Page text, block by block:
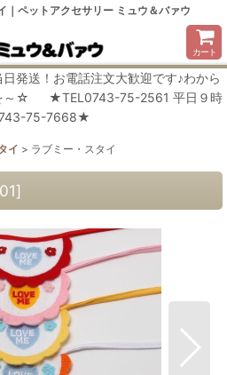
｜ペットアクセサリー ミュウ＆バァウ
カート
発送！お電話注文大歓迎です♪わから
を～☆ ★TEL0743-75-2561 平日９時
75-7668★
イ > ラブミー・スタイ
]